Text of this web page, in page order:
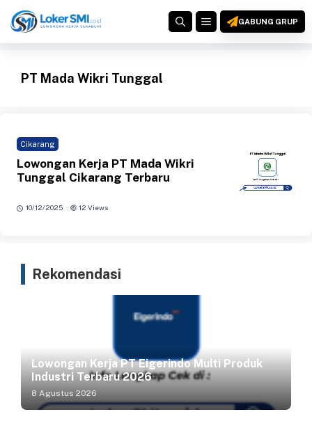
ke
MENUGABUNG GRUP
PT Mada Wikri Tunggal
Cikarang
Lowongan Kerja PT Mada Wikri
Tunggal Cikarang Terbaru
10/12/2025 · 12 Views
Rekomendasi
Lowongan Kerja PT Eigerindo Multi Produk
Industri Terbaru 2026
8 Agustus 2026